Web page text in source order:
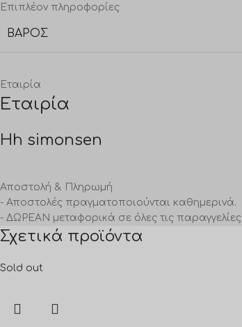
Επιπλέον πληροφορίες
ΒΆΡΟΣ
Εταιρία
Εταιρία
Hh simonsen
Αποστολή & Πληρωμή
- Αποστολές πραγματοποιούνται καθημερινά.
- ΔΩΡΕΑΝ μεταφορικά σε όλες τις παραγγελίες
Σχετικά προϊόντα
Sold out